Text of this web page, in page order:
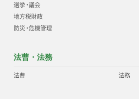
選挙・議会
地方税財政
防災・危機管理
法曹・法務
法曹 法務